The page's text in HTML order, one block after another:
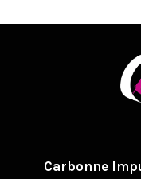
I
O
Carbonne